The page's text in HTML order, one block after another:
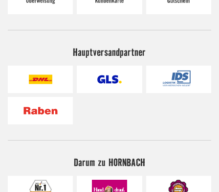
Hauptversandpartner
Darum zu HORNBACH